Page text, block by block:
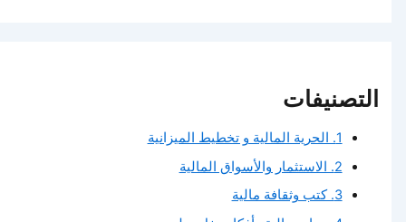
التصنيفات
2. الاستثمار والأسواق المالية
3. كتب وثقافة مالية